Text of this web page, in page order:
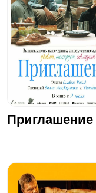
Приглашение